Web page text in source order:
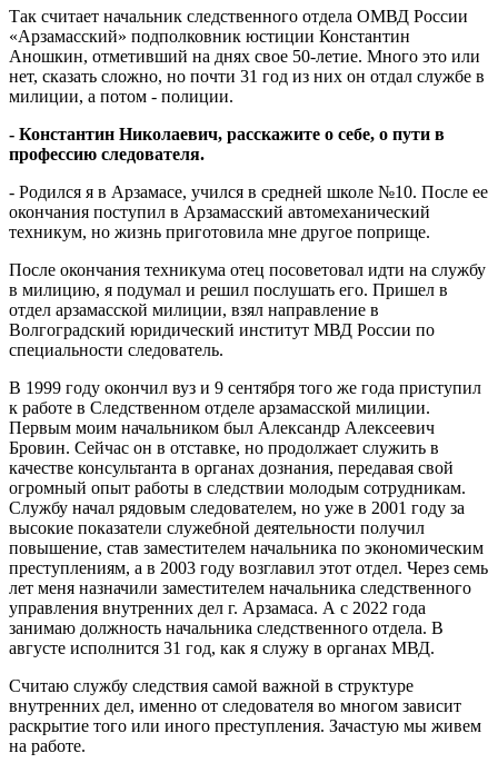
Так считает начальник следственного отдела ОМВД России
«Арзамасский» подполковник юстиции Константин
Аношкин, отметивший на днях свое 50-летие. Много это или
нет, сказать сложно, но почти 31 год из них он отдал службе в
милиции, а потом - полиции.
- Константин Николаевич, расскажите о себе, о пути в
профессию следователя.
- Родился я в Арзамасе, учился в средней школе №10. После ее
окончания поступил в Арзамасский автомеханический
техникум, но жизнь приготовила мне другое поприще.
После окончания техникума отец посоветовал идти на службу
в милицию, я подумал и решил послушать его. Пришел в
отдел арзамасской милиции, взял направление в
Волгоградский юридический институт МВД России по
специальности следователь.
В 1999 году окончил вуз и 9 сентября того же года приступил
к работе в Следственном отделе арзамасской милиции.
Первым моим начальником был Александр Алексеевич
Бровин. Сейчас он в отставке, но продолжает служить в
качестве консультанта в органах дознания, передавая свой
огромный опыт работы в следствии молодым сотрудникам.
Службу начал рядовым следователем, но уже в 2001 году за
высокие показатели служебной деятельности получил
повышение, став заместителем начальника по экономическим
преступлениям, а в 2003 году возглавил этот отдел. Через семь
лет меня назначили заместителем начальника следственного
управления внутренних дел г. Арзамаса. А с 2022 года
занимаю должность начальника следственного отдела. В
августе исполнится 31 год, как я служу в органах МВД.
Считаю службу следствия самой важной в структуре
внутренних дел, именно от следователя во многом зависит
раскрытие того или иного преступления. Зачастую мы живем
на работе.